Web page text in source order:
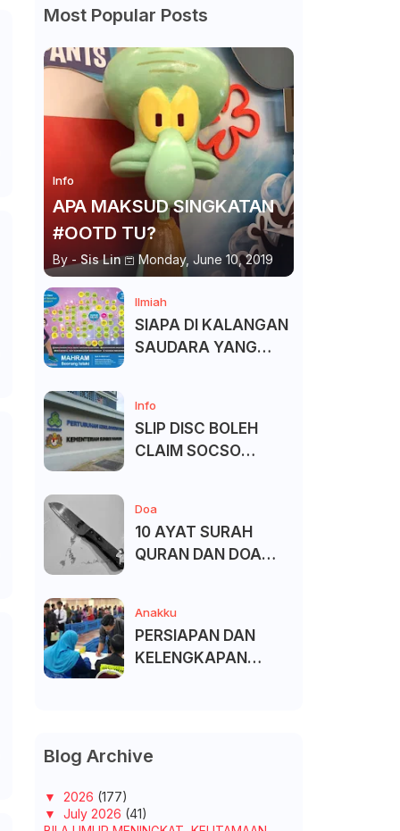
Most Popular Posts
Info
APA MAKSUD SINGKATAN
#OOTD TU?
By - Sis Lin Monday, June 10, 2019
Ilmiah
SIAPA DI KALANGAN
SAUDARA YANG
Info
SLIP DISC BOLEH
CLAIM SOCSO
Doa
10 AYAT SURAH
QURAN DAN DOA
Anakku
PERSIAPAN DAN
KELENGKAPAN
Blog Archive
▼ 2026 (177)
▼ July 2026 (41)